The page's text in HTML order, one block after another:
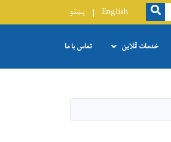
SEARCH
English پښتو
خدمات آنلاین تماس با ما